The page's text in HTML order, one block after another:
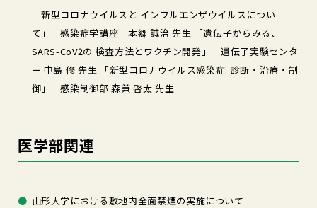
「新型コロナウイルスと インフルエンザウイルスについ
て」 感染症学講座 本郷 誠治 先生 「遺伝子からみる、
SARS-CoV2の 検査方法とワクチン開発」 遺伝子実験センタ
ー 中島 修 先生 「新型コロナウイルス感染症: 診断・治療・制
御」 感染制御部 森兼 啓太 先生
医学部関連
山形大学における敷地内全面禁煙の実施について